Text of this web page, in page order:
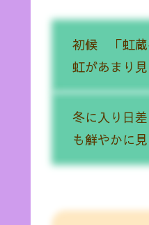
初候 「虹蔵
虹があまり
冬に入り日
も鮮やかに